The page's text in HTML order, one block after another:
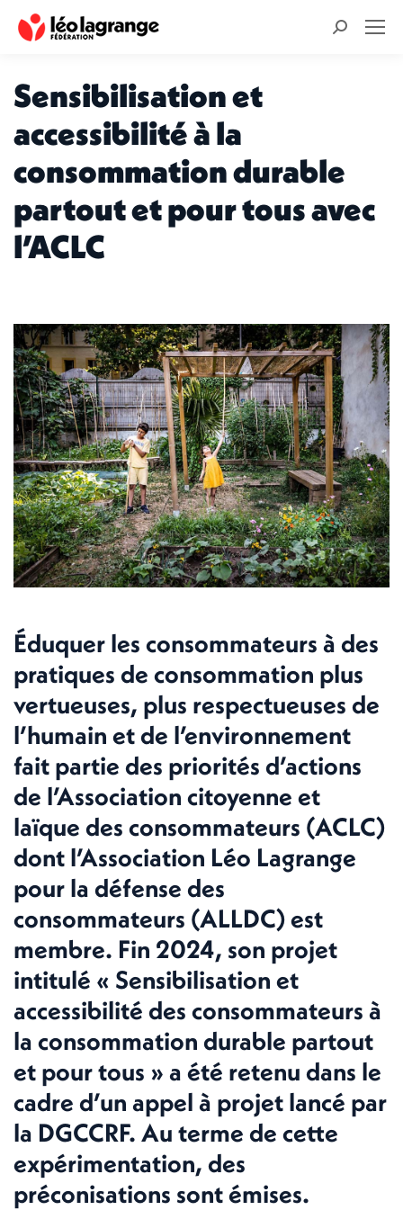
Recherche
Sensibilisation et
accessibilité à la
consommation durable
partout et pour tous avec
l’ACLC
Éduquer les consommateurs à des
pratiques de consommation plus
vertueuses, plus respectueuses de
l’humain et de l’environnement
fait partie des priorités d’actions
de l’Association citoyenne et
laïque des consommateurs (ACLC)
dont l’Association Léo Lagrange
pour la défense des
consommateurs (ALLDC) est
membre. Fin 2024, son projet
intitulé « Sensibilisation et
accessibilité des consommateurs à
la consommation durable partout
et pour tous » a été retenu dans le
cadre d’un appel à projet lancé par
la DGCCRF. Au terme de cette
expérimentation, des
préconisations sont émises.